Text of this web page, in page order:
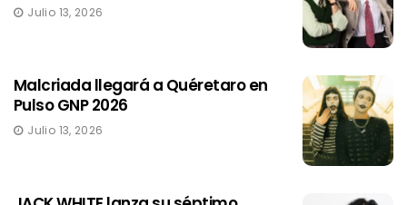
Julio 13, 2026
Malcriada llegará a Quéretaro en
Pulso GNP 2026
Julio 13, 2026